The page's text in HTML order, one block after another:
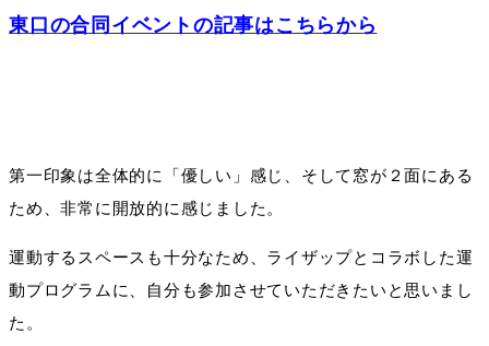
東口の合同イベントの記事はこちらから
第一印象は全体的に「優しい」感じ、そして窓が２面にある
ため、非常に開放的に感じました。
運動するスペースも十分なため、ライザップとコラボした運
動プログラムに、自分も参加させていただきたいと思いまし
た。